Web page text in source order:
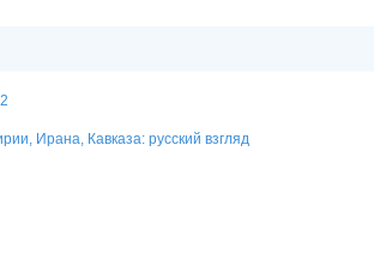
Ирана, Кавказа: русский взгляд